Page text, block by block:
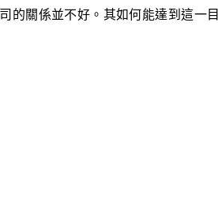
的關係並不好。其如何能達到這一目